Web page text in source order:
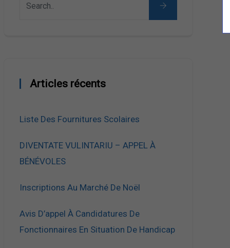
Articles récents
Liste Des Fournitures Scolaires
DIVENTATE VULINTARIU – APPEL À
BÉNÉVOLES
Inscriptions Au Marché De Noël
Avis D’appel À Candidatures De
Fonctionnaires En Situation De Handicap